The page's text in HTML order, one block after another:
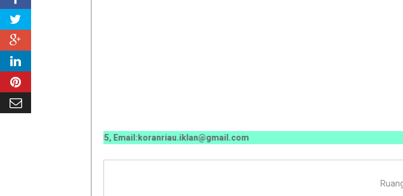
0070 / 0811 7673 35, Email:koranriau.iklan@gmail.com